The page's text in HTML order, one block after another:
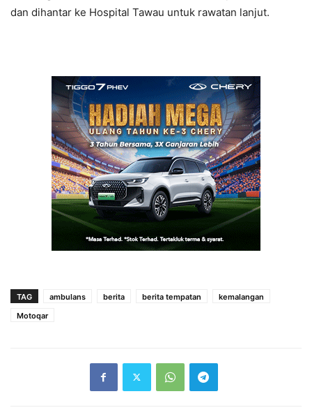
dan dihantar ke Hospital Tawau untuk rawatan lanjut.
TAG ambulans berita berita tempatan
kemalangan
Motoqar